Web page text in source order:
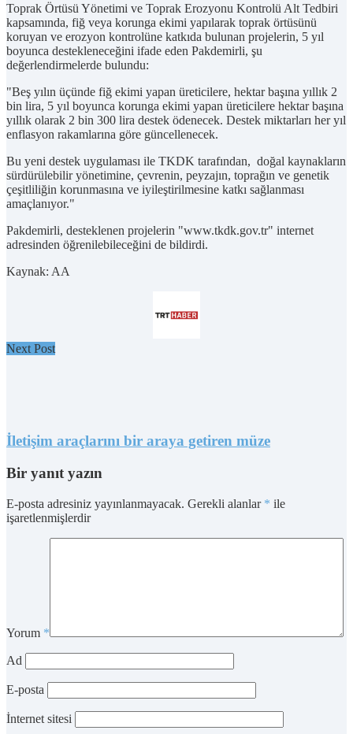
Toprak Örtüsü Yönetimi ve Toprak Erozyonu Kontrolü Alt Tedbiri
kapsamında, fiğ veya korunga ekimi yapılarak toprak örtüsünü
koruyan ve erozyon kontrolüne katkıda bulunan projelerin, 5 yıl
boyunca destekleneceğini ifade eden Pakdemirli, şu
değerlendirmelerde bulundu:
"Beş yılın üçünde fiğ ekimi yapan üreticilere, hektar başına yıllık 2
bin lira, 5 yıl boyunca korunga ekimi yapan üreticilere hektar başına
yıllık olarak 2 bin 300 lira destek ödenecek. Destek miktarları her yıl
enflasyon rakamlarına göre güncellenecek.
Bu yeni destek uygulaması ile TKDK tarafından, doğal kaynakların
sürdürülebilir yönetimine, çevrenin, peyzajın, toprağın ve genetik
çeşitliliğin korunmasına ve iyileştirilmesine katkı sağlanması
amaçlanıyor."
Pakdemirli, desteklenen projelerin "www.tkdk.gov.tr" internet
adresinden öğrenilebileceğini de bildirdi.
Kaynak: AA
Next Post
İletişim araçlarını bir araya getiren müze
Bir yanıt yazın
E-posta adresiniz yayınlanmayacak. Gerekli alanlar * ile
işaretlenmişlerdir
Yorum *
Ad
E-posta
İnternet sitesi